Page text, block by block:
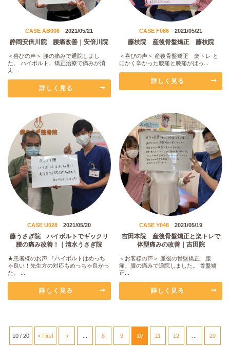
CASE AB008 2021/05/21
静岡安倍川院 腰痛改善｜安倍川院
＜喜びの声＞ 腰の痛みで通院しまし
た。 ハイボルト、矯正治療で痛みが消
え...
詳しく見る
CASE F086 2021/05/21
藤枝院 産後骨盤矯正 藤枝院
＜喜びの声＞ 産後骨盤矯正 楽トレ と
にかく辛かった腰痛と膝痛がばっ...
詳しく見る
CASE U028 2021/05/20
藤うさぎ院 ハイボルトでギックリ
腰の痛み改善！｜清水うさぎ院
★患者様のお声 『ハイボルトはめっち
ゃ良い！先生方の対応もめっちゃ良かっ
た。 ...
詳しく見る
CASE Y048 2021/05/19
吉田本院 産後骨盤矯正と楽トレで
体型痛みの改善｜吉田院
＜お客様の声＞ 産後の骨盤矯正、腰
痛、膝の痛みで通院しました。 骨盤矯
正...
詳しく見る
10 / 20 « First « 8 9 10 11 12 20